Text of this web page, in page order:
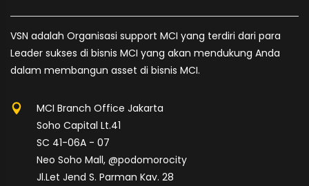
VSN adalah Organisasi support MCI yang terdiri dari para
Leader sukses di bisnis MCI yang akan mendukung Anda
dalam membangun asset di bisnis MCI.
MCI Branch Office Jakarta
Soho Capital Lt.41
SC 41-06A - 07
Neo Soho Mall, @podomorocity
Jl.Let Jend S. Parman Kav. 28